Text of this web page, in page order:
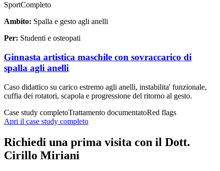
SportCompleto
Ambito: Spalla e gesto agli anelli
Per: Studenti e osteopati
Ginnasta artistica maschile con sovraccarico di
spalla agli anelli
Caso didattico su carico estremo agli anelli, instabilita' funzionale,
cuffia dei rotatori, scapola e progressione del ritorno al gesto.
Case study completoTrattamento documentatoRed flags
Apri il case study completo
Richiedi una prima visita con il Dott.
Cirillo Miriani